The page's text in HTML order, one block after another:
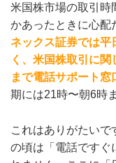
米国株市場の取引時
かあったときに心配
ネックス証券では平
く、米国株取引に
まで電話サポート窓
期には21時〜朝6時
これはありがたいで
の頃は「電話ですぐ